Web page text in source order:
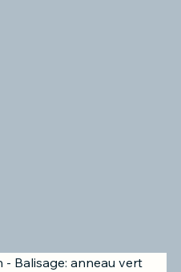
- Balisage: anneau vert